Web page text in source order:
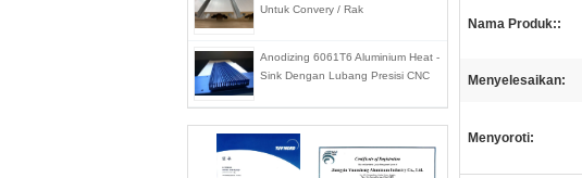
Untuk Convery / Rak
Anodizing 6061T6 Aluminium Heat -
Sink Dengan Lubang Presisi CNC
Nama Produk::
Menyelesaikan:
Menyoroti: